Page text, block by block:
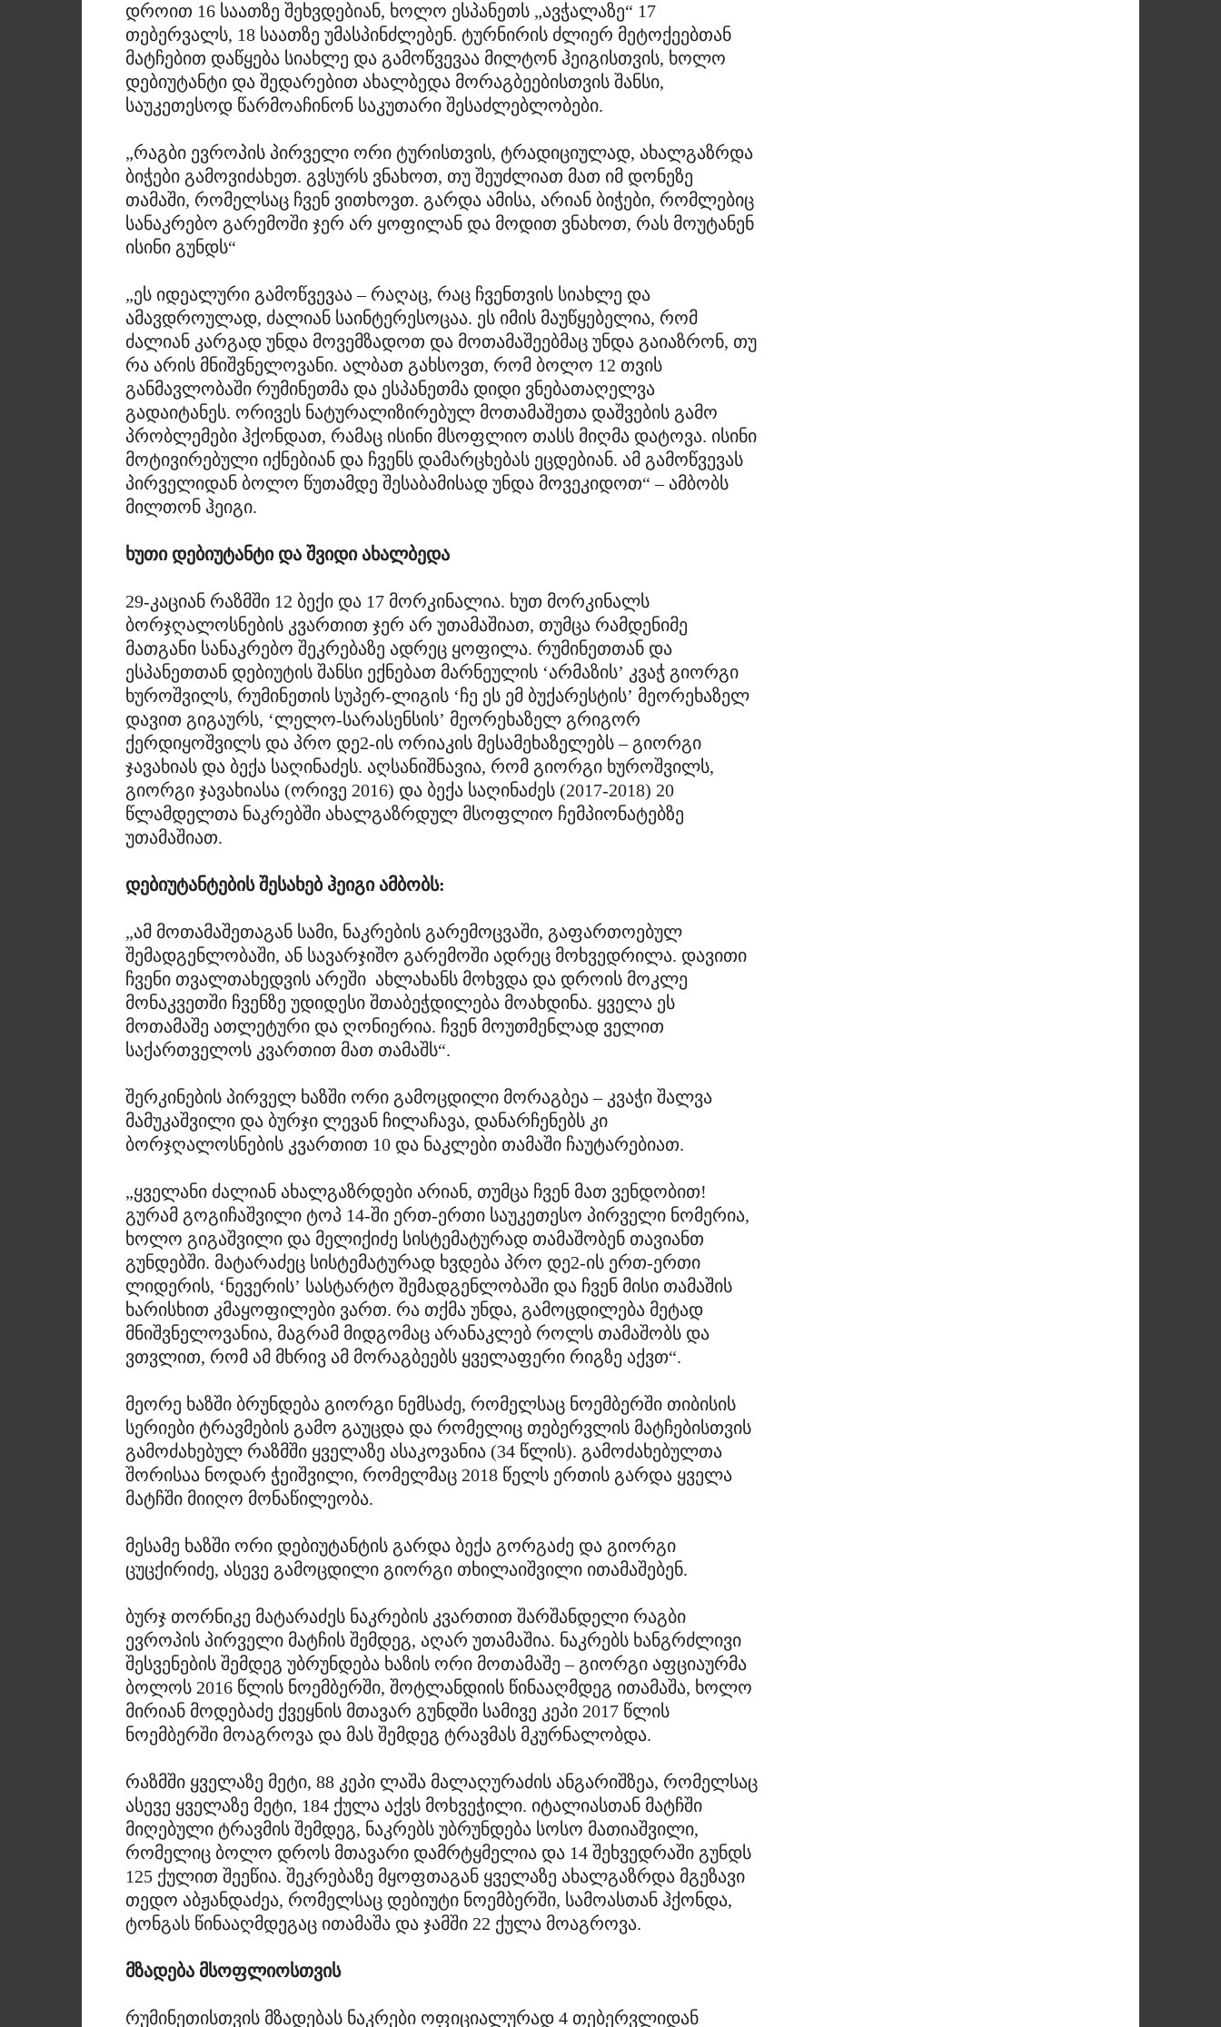
დროით 16 საათზე შეხვდებიან, ხოლო ესპანეთს „ავჭალაზე“ 17
თებერვალს, 18 საათზე უმასპინძლებენ. ტურნირის ძლიერ მეტოქეებთან
მატჩებით დაწყება სიახლე და გამოწვევაა მილტონ ჰეიგისთვის, ხოლო
დებიუტანტი და შედარებით ახალბედა მორაგბეებისთვის შანსი,
საუკეთესოდ წარმოაჩინონ საკუთარი შესაძლებლობები.
„რაგბი ევროპის პირველი ორი ტურისთვის, ტრადიციულად, ახალგაზრდა
ბიჭები გამოვიძახეთ. გვსურს ვნახოთ, თუ შეუძლიათ მათ იმ დონეზე
თამაში, რომელსაც ჩვენ ვითხოვთ. გარდა ამისა, არიან ბიჭები, რომლებიც
სანაკრებო გარემოში ჯერ არ ყოფილან და მოდით ვნახოთ, რას მოუტანენ
ისინი გუნდს“
„ეს იდეალური გამოწვევაა – რაღაც, რაც ჩვენთვის სიახლე და
ამავდროულად, ძალიან საინტერესოცაა. ეს იმის მაუწყებელია, რომ
ძალიან კარგად უნდა მოვემზადოთ და მოთამაშეებმაც უნდა გაიაზრონ, თუ
რა არის მნიშვნელოვანი. ალბათ გახსოვთ, რომ ბოლო 12 თვის
განმავლობაში რუმინეთმა და ესპანეთმა დიდი ვნებათაღელვა
გადაიტანეს. ორივეს ნატურალიზირებულ მოთამაშეთა დაშვების გამო
პრობლემები ჰქონდათ, რამაც ისინი მსოფლიო თასს მიღმა დატოვა. ისინი
მოტივირებული იქნებიან და ჩვენს დამარცხებას ეცდებიან. ამ გამოწვევას
პირველიდან ბოლო წუთამდე შესაბამისად უნდა მოვეკიდოთ“ – ამბობს
მილთონ ჰეიგი.
ხუთი დებიუტანტი და შვიდი ახალბედა
29-კაციან რაზმში 12 ბექი და 17 მორკინალია. ხუთ მორკინალს
ბორჯღალოსნების კვართით ჯერ არ უთამაშიათ, თუმცა რამდენიმე
მათგანი სანაკრებო შეკრებაზე ადრეც ყოფილა. რუმინეთთან და
ესპანეთთან დებიუტის შანსი ექნებათ მარნეულის ‘არმაზის’ კვაჭ გიორგი
ხუროშვილს, რუმინეთის სუპერ-ლიგის ‘ჩე ეს ემ ბუქარესტის’ მეორეხაზელ
დავით გიგაურს, ‘ლელო-სარასენსის’ მეორეხაზელ გრიგორ
ქერდიყოშვილს და პრო დე2-ის ორიაკის მესამეხაზელებს – გიორგი
ჯავახიას და ბექა საღინაძეს. აღსანიშნავია, რომ გიორგი ხუროშვილს,
გიორგი ჯავახიასა (ორივე 2016) და ბექა საღინაძეს (2017-2018) 20
წლამდელთა ნაკრებში ახალგაზრდულ მსოფლიო ჩემპიონატებზე
უთამაშიათ.
დებიუტანტების შესახებ ჰეიგი ამბობს:
„ამ მოთამაშეთაგან სამი, ნაკრების გარემოცვაში, გაფართოებულ
შემადგენლობაში, ან სავარჯიშო გარემოში ადრეც მოხვედრილა. დავითი
ჩვენი თვალთახედვის არეში ახლახანს მოხვდა და დროის მოკლე
მონაკვეთში ჩვენზე უდიდესი შთაბეჭდილება მოახდინა. ყველა ეს
მოთამაშე ათლეტური და ღონიერია. ჩვენ მოუთმენლად ველით
საქართველოს კვართით მათ თამაშს“.
შერკინების პირველ ხაზში ორი გამოცდილი მორაგბეა – კვაჭი შალვა
მამუკაშვილი და ბურჯი ლევან ჩილაჩავა, დანარჩენებს კი
ბორჯღალოსნების კვართით 10 და ნაკლები თამაში ჩაუტარებიათ.
„ყველანი ძალიან ახალგაზრდები არიან, თუმცა ჩვენ მათ ვენდობით!
გურამ გოგიჩაშვილი ტოპ 14-ში ერთ-ერთი საუკეთესო პირველი ნომერია,
ხოლო გიგაშვილი და მელიქიძე სისტემატურად თამაშობენ თავიანთ
გუნდებში. მატარაძეც სისტემატურად ხვდება პრო დე2-ის ერთ-ერთი
ლიდერის, ‘ნევერის’ სასტარტო შემადგენლობაში და ჩვენ მისი თამაშის
ხარისხით კმაყოფილები ვართ. რა თქმა უნდა, გამოცდილება მეტად
მნიშვნელოვანია, მაგრამ მიდგომაც არანაკლებ როლს თამაშობს და
ვთვლით, რომ ამ მხრივ ამ მორაგბეებს ყველაფერი რიგზე აქვთ“.
მეორე ხაზში ბრუნდება გიორგი ნემსაძე, რომელსაც ნოემბერში თიბისის
სერიები ტრავმების გამო გაუცდა და რომელიც თებერვლის მატჩებისთვის
გამოძახებულ რაზმში ყველაზე ასაკოვანია (34 წლის). გამოძახებულთა
შორისაა ნოდარ ჭეიშვილი, რომელმაც 2018 წელს ერთის გარდა ყველა
მატჩში მიიღო მონაწილეობა.
მესამე ხაზში ორი დებიუტანტის გარდა ბექა გორგაძე და გიორგი
ცუცქირიძე, ასევე გამოცდილი გიორგი თხილაიშვილი ითამაშებენ.
ბურჯ თორნიკე მატარაძეს ნაკრების კვართით შარშანდელი რაგბი
ევროპის პირველი მატჩის შემდეგ, აღარ უთამაშია. ნაკრებს ხანგრძლივი
შესვენების შემდეგ უბრუნდება ხაზის ორი მოთამაშე – გიორგი აფციაურმა
ბოლოს 2016 წლის ნოემბერში, შოტლანდიის წინააღმდეგ ითამაშა, ხოლო
მირიან მოდებაძე ქვეყნის მთავარ გუნდში სამივე კეპი 2017 წლის
ნოემბერში მოაგროვა და მას შემდეგ ტრავმას მკურნალობდა.
რაზმში ყველაზე მეტი, 88 კეპი ლაშა მალაღურაძის ანგარიშზეა, რომელსაც
ასევე ყველაზე მეტი, 184 ქულა აქვს მოხვეჭილი. იტალიასთან მატჩში
მიღებული ტრავმის შემდეგ, ნაკრებს უბრუნდება სოსო მათიაშვილი,
რომელიც ბოლო დროს მთავარი დამრტყმელია და 14 შეხვედრაში გუნდს
125 ქულით შეეწია. შეკრებაზე მყოფთაგან ყველაზე ახალგაზრდა მგეზავი
თედო აბჟანდაძეა, რომელსაც დებიუტი ნოემბერში, სამოასთან ჰქონდა,
ტონგას წინააღმდეგაც ითამაშა და ჯამში 22 ქულა მოაგროვა.
მზადება მსოფლიოსთვის
რუმინეთისთვის მზადებას ნაკრები ოფიციალურად 4 თებერვლიდან